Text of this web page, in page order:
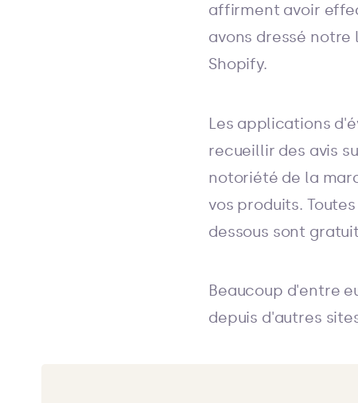
affirment avoir
avons dressé
Shopify.
Les applications
recueillir des avis
notoriété de la
vos produits.
dessous sont
Beaucoup d'entre
depuis d'autres